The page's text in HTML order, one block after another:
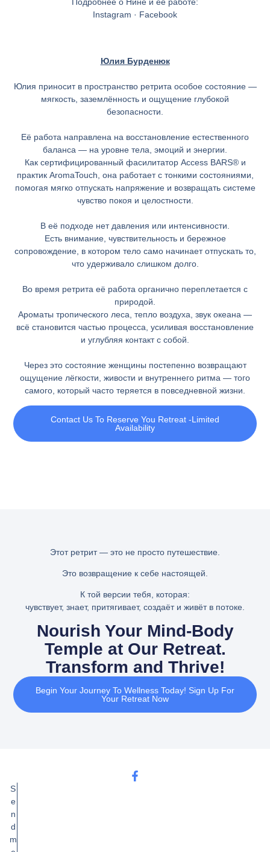
Подробнее о Нине и её работе:
Instagram · Facebook
Юлия Бурденюк
Юлия приносит в пространство ретрита особое состояние —
мягкость, заземлённость и ощущение глубокой
безопасности.
Её работа направлена на восстановление естественного
баланса — на уровне тела, эмоций и энергии.
Как сертифицированный фасилитатор Access BARS® и
практик AromaTouch, она работает с тонкими состояниями,
помогая мягко отпускать напряжение и возвращать системе
чувство покоя и целостности.
В её подходе нет давления или интенсивности.
Есть внимание, чувствительность и бережное
сопровождение, в котором тело само начинает отпускать то,
что удерживало слишком долго.
Во время ретрита её работа органично переплетается с
природой.
Ароматы тропического леса, тепло воздуха, звук океана —
всё становится частью процесса, усиливая восстановление
и углубляя контакт с собой.
Через это состояние женщины постепенно возвращают
ощущение лёгкости, живости и внутреннего ритма — того
самого, который часто теряется в повседневной жизни.
Contact Us To Reserve You Retreat -Limited
Availability
Этот ретрит — это не просто путешествие.
Это возвращение к себе настоящей.
К той версии тебя, которая:
чувствует, знает, притягивает, создаёт и живёт в потоке.
Nourish Your Mind-Body
Temple at Our Retreat.
Transform and Thrive!
Begin Your Journey To Wellness Today! Sign Up For
Your Retreat Now
S
e
n
d
m